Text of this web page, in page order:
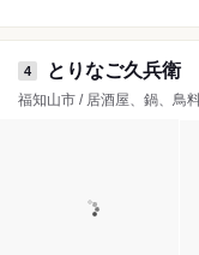
4 とりなご久兵衛
福知山市 / 居酒屋、鍋、鳥